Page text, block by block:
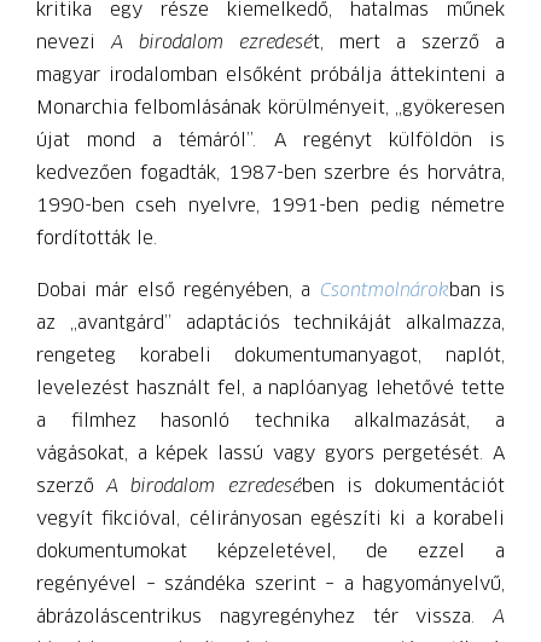
kritika egy része kiemelkedő, hatalmas műnek
neveziA birodalom ezredesét, mert a szerző a
magyar irodalomban elsőként próbálja áttekinteni a
Monarchia felbomlásának körülményeit, „gyökeresen
újat mond a témáról”. A regényt külföldön is
kedvezően fogadták, 1987-ben szerbre és horvátra,
1990-ben cseh nyelvre, 1991-ben pedig németre
fordították le.
Dobai már első regényében, a Csontmolnárokban is
az „avantgárd” adaptációs technikáját alkalmazza,
rengeteg korabeli dokumentumanyagot, naplót,
levelezést használt fel, a naplóanyag lehetővé tette
a filmhez hasonló technika alkalmazását, a
vágásokat, a képek lassú vagy gyors pergetését. A
szerzőA birodalom ezredesében is dokumentációt
vegyít fikcióval, célirányosan egészíti ki a korabeli
dokumentumokat képzeletével, de ezzel a
regényével – szándéka szerint – a hagyományelvű,
ábrázoláscentrikus nagyregényhez tér vissza.A